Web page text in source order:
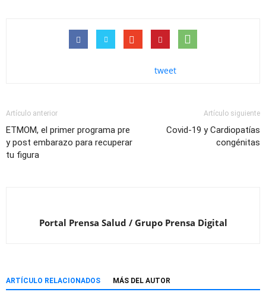
tweet
Artículo anterior
ETMOM, el primer programa pre
y post embarazo para recuperar
tu figura
Artículo siguiente
Covid-19 y Cardiopatías
congénitas
Portal Prensa Salud / Grupo Prensa Digital
ARTÍCULO RELACIONADOS MÁS DEL AUTOR